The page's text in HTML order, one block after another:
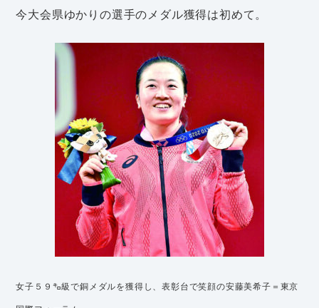
今大会県ゆかりの選手のメダル獲得は初めて。
女子５９㌔級で銅メダルを獲得し、表彰台で笑顔の安藤美希子＝東京